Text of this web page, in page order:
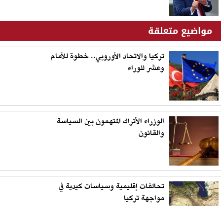
مواضيع متعلقة
تركيا والاتحاد الأوروبي.. خطوة للأمام
وعشر للوراء
الوزراء الأتراك المتهمون بين السياسة
والقانون
تحالفات إقليمية وسياسات كيدية في
مواجهة تركيا